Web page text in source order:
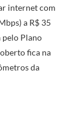
internet com
a R$ 35
pelo Plano
fica na
da